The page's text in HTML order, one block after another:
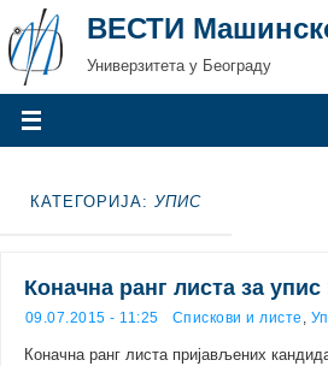
ВЕСТИ
Универзитета у Београду
КАТЕГОРИЈА: УПИС
Коначна ранг листа за
09.07.2015 - 11:25 Спискови и листе ,
Коначна ранг листа пријављених